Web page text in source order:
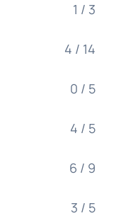
1 / 3
4 / 14
0 / 5
4 / 5
6 / 9
3 / 5